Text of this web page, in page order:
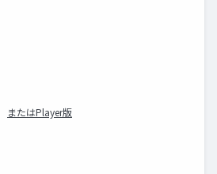
またはPlayer版